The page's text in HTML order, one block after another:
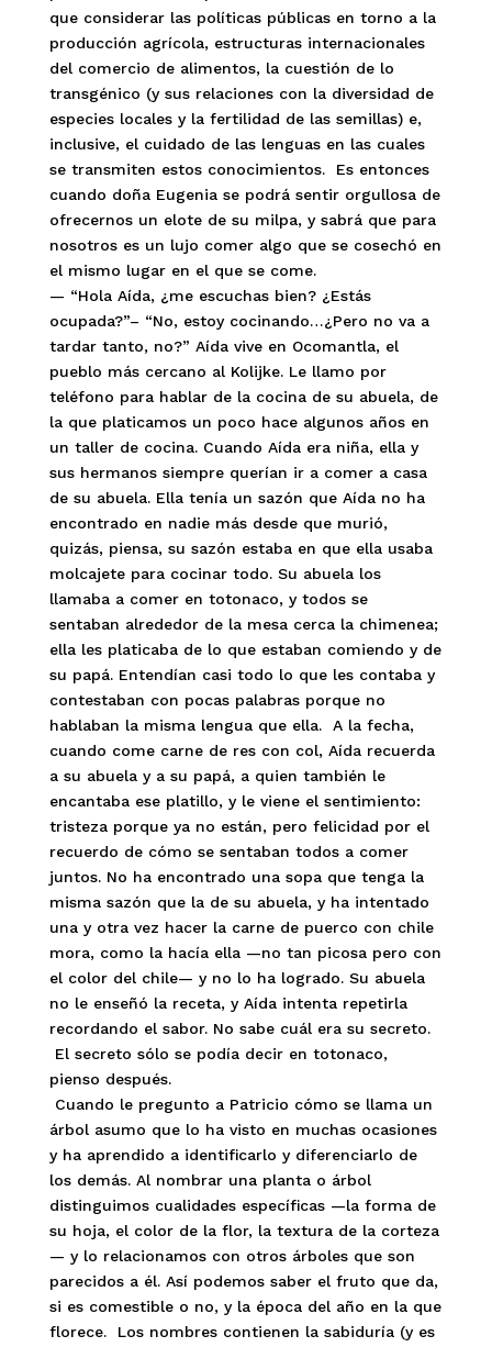
que considerar las políticas públicas en torno a la
producción agrícola, estructuras internacionales
del comercio de alimentos, la cuestión de lo
transgénico (y sus relaciones con la diversidad de
especies locales y la fertilidad de las semillas) e,
inclusive, el cuidado de las lenguas en las cuales
se transmiten estos conocimientos. Es entonces
cuando doña Eugenia se podrá sentir orgullosa de
ofrecernos un elote de su milpa, y sabrá que para
nosotros es un lujo comer algo que se cosechó en
el mismo lugar en el que se come.
— “Hola Aída, ¿me escuchas bien? ¿Estás
ocupada?”– “No, estoy cocinando…¿Pero no va a
tardar tanto, no?” Aída vive en Ocomantla, el
pueblo más cercano al Kolijke. Le llamo por
teléfono para hablar de la cocina de su abuela, de
la que platicamos un poco hace algunos años en
un taller de cocina. Cuando Aída era niña, ella y
sus hermanos siempre querían ir a comer a casa
de su abuela. Ella tenía un sazón que Aída no ha
encontrado en nadie más desde que murió,
quizás, piensa, su sazón estaba en que ella usaba
molcajete para cocinar todo. Su abuela los
llamaba a comer en totonaco, y todos se
sentaban alrededor de la mesa cerca la chimenea;
ella les platicaba de lo que estaban comiendo y de
su papá. Entendían casi todo lo que les contaba y
contestaban con pocas palabras porque no
hablaban la misma lengua que ella. A la fecha,
cuando come carne de res con col, Aída recuerda
a su abuela y a su papá, a quien también le
encantaba ese platillo, y le viene el sentimiento:
tristeza porque ya no están, pero felicidad por el
recuerdo de cómo se sentaban todos a comer
juntos. No ha encontrado una sopa que tenga la
misma sazón que la de su abuela, y ha intentado
una y otra vez hacer la carne de puerco con chile
mora, como la hacía ella —no tan picosa pero con
el color del chile— y no lo ha logrado. Su abuela
no le enseñó la receta, y Aída intenta repetirla
recordando el sabor. No sabe cuál era su secreto.
El secreto sólo se podía decir en totonaco,
pienso después.
Cuando le pregunto a Patricio cómo se llama un
árbol asumo que lo ha visto en muchas ocasiones
y ha aprendido a identificarlo y diferenciarlo de
los demás. Al nombrar una planta o árbol
distinguimos cualidades específicas —la forma de
su hoja, el color de la flor, la textura de la corteza
— y lo relacionamos con otros árboles que son
parecidos a él. Así podemos saber el fruto que da,
si es comestible o no, y la época del año en la que
florece. Los nombres contienen la sabiduría (y es